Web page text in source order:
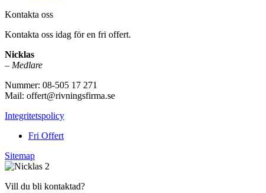
Kontakta oss
Kontakta oss idag för en fri offert.
Nicklas
– Medlare
Nummer: 08-505 17 271
Mail: offert@rivningsfirma.se
Integritetspolicy
Fri Offert
Sitemap
Vill du bli kontaktad?